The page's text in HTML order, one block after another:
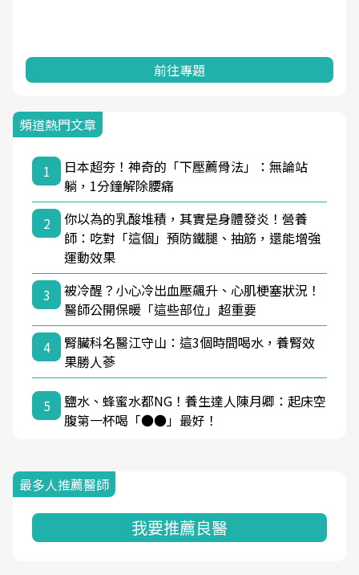
前往專題
頻道熱門文章
1
日本超夯！神奇的「下壓薦骨法」：無論站
躺，1分鐘解除腰痛
2
你以為的乳酸堆積，其實是身體發炎！營養
師：吃對「這個」預防鐵腿、抽筋，還能增強
運動效果
3
被冷醒？小心冷出血壓飆升、心肌梗塞狀況！
醫師公開保暖「這些部位」超重要
4
腎臟科名醫江守山：這3個時間喝水，養腎效
果勝人蔘
5
鹽水、蜂蜜水都NG！養生達人陳月卿：起床空
腹第一杯喝「●●」最好！
最多人推薦醫師
我要推薦良醫